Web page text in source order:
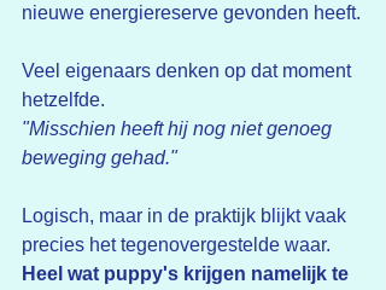
nieuwe energiereserve gevonden heeft.
Veel eigenaars denken op dat moment
hetzelfde.
"Misschien heeft hij nog niet genoeg
beweging gehad."
Logisch, maar in de praktijk blijkt vaak
precies het tegenovergestelde waar.
Heel wat puppy's krijgen namelijk te